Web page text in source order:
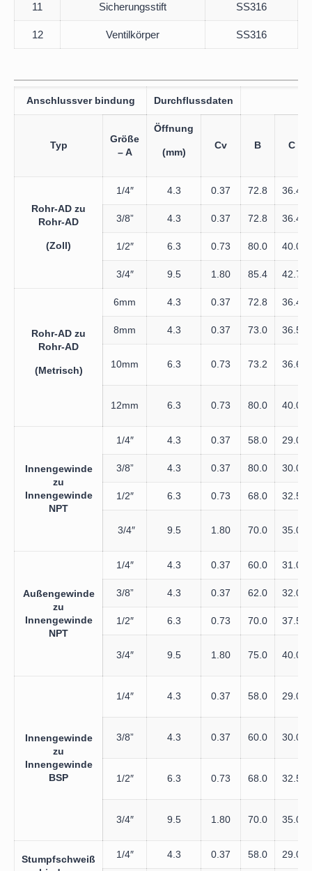
11 Sicherungsstift SS316
12 Ventilkörper SS316
Anschlussver bindung Durchflussdaten
Typ
Größe
– A
Öffnung
(mm)
Cv B C
Rohr-AD zu
Rohr-AD
(Zoll)
1/4″ 4.3 0.37 72.8 36.4
3/8” 4.3 0.37 72.8 36.4
1/2″ 6.3 0.73 80.0 40.0
3/4″ 9.5 1.80 85.4 42.7
Rohr-AD zu
Rohr-AD
(Metrisch)
6mm 4.3 0.37 72.8 36.4
8mm 4.3 0.37 73.0 36.5
10mm 6.3 0.73 73.2 36.6
12mm 6.3 0.73 80.0 40.0
Innengewinde
zu
Innengewinde
NPT
1/4″ 4.3 0.37 58.0 29.0
3/8” 4.3 0.37 80.0 30.0
1/2″ 6.3 0.73 68.0 32.5
3/4″ 9.5 1.80 70.0 35.0
Außengewinde
zu
Innengewinde
NPT
1/4″ 4.3 0.37 60.0 31.0
3/8” 4.3 0.37 62.0 32.0
1/2″ 6.3 0.73 70.0 37.5
3/4″ 9.5 1.80 75.0 40.0
Innengewinde
zu
Innengewinde
BSP
1/4″ 4.3 0.37 58.0 29.0
3/8” 4.3 0.37 60.0 30.0
1/2″ 6.3 0.73 68.0 32.5
3/4″ 9.5 1.80 70.0 35.0
Stumpfschweiß
1/4″ 4.3 0.37 58.0 29.0